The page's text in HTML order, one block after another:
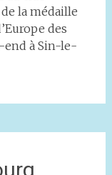
la médaille
des
end à Sin-le-